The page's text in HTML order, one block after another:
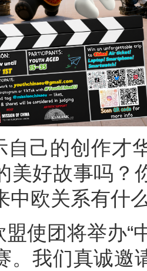
自己的创作才
美好故事吗？
中欧关系有什
盟使团将举办“
。我们真诚邀